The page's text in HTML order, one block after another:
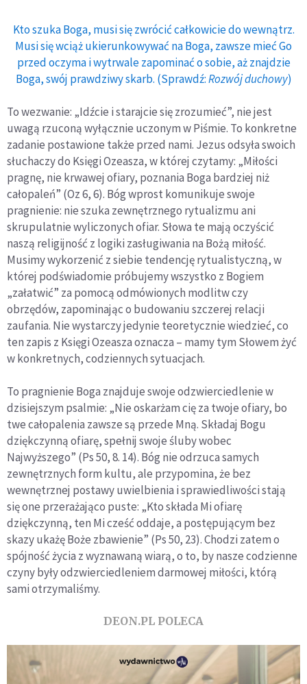
Kto szuka Boga, musi się zwrócić całkowicie do wewnątrz.
Musi się wciąż ukierunkowywać na Boga, zawsze mieć Go
przed oczyma i wytrwale zapominać o sobie, aż znajdzie
Boga, swój prawdziwy skarb. (Sprawdź:Rozwój duchowy)
To wezwanie: „Idźcie i starajcie się zrozumieć”, nie jest
uwagą rzuconą wyłącznie uczonym w Piśmie. To konkretne
zadanie postawione także przed nami. Jezus odsyła swoich
słuchaczy do Księgi Ozeasza, w której czytamy: „Miłości
pragnę, nie krwawej ofiary, poznania Boga bardziej niż
całopaleń” (Oz 6, 6). Bóg wprost komunikuje swoje
pragnienie: nie szuka zewnętrznego rytualizmu ani
skrupulatnie wyliczonych ofiar. Słowa te mają oczyścić
naszą religijność z logiki zasługiwania na Bożą miłość.
Musimy wykorzenić z siebie tendencję rytualistyczną, w
której podświadomie próbujemy wszystko z Bogiem
„załatwić” za pomocą odmówionych modlitw czy
obrzędów, zapominając o budowaniu szczerej relacji
zaufania. Nie wystarczy jedynie teoretycznie wiedzieć, co
ten zapis z Księgi Ozeasza oznacza – mamy tym Słowem żyć
w konkretnych, codziennych sytuacjach.
To pragnienie Boga znajduje swoje odzwierciedlenie w
dzisiejszym psalmie: „Nie oskarżam cię za twoje ofiary, bo
twe całopalenia zawsze są przede Mną. Składaj Bogu
dziękczynną ofiarę, spełnij swoje śluby wobec
Najwyższego” (Ps 50, 8. 14). Bóg nie odrzuca samych
zewnętrznych form kultu, ale przypomina, że bez
wewnętrznej postawy uwielbienia i sprawiedliwości stają
się one przerażająco puste: „Kto składa Mi ofiarę
dziękczynną, ten Mi cześć oddaje, a postępującym bez
skazy ukażę Boże zbawienie” (Ps 50, 23). Chodzi zatem o
spójność życia z wyznawaną wiarą, o to, by nasze codzienne
czyny były odzwierciedleniem darmowej miłości, którą
sami otrzymaliśmy.
DEON.PL POLECA